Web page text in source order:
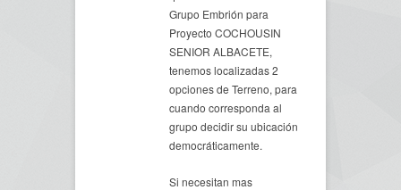
Grupo Embrión para
Proyecto COCHOUSIN
SENIOR ALBACETE,
tenemos localizadas 2
opciones de Terreno, para
cuando corresponda al
grupo decidir su ubicación
democráticamente.
Si necesitan mas